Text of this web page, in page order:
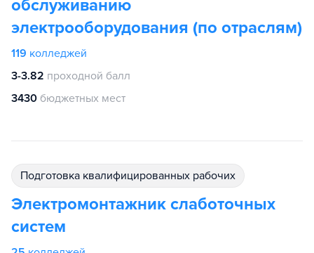
обслуживанию
электрооборудования (по отраслям)
119 колледжей
3-3.82 проходной балл
3430 бюджетных мест
подготовка квалифицированных рабочих
Электромонтажник слаботочных
систем